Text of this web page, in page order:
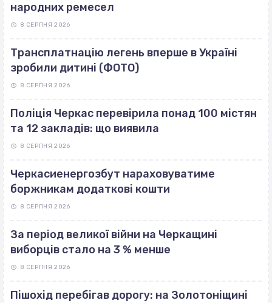
народних ремесел
8 СЕРПНЯ 2026
Трансплатнацію легень вперше в Україні
зробили дитині (ФОТО)
8 СЕРПНЯ 2026
Поліція Черкас перевірила понад 100 містян
та 12 закладів: що виявила
8 СЕРПНЯ 2026
Черкасиенергозбут нараховуватиме
боржникам додаткові кошти
8 СЕРПНЯ 2026
За період великої війни на Черкащині
виборців стало на 3 % менше
8 СЕРПНЯ 2026
Пішохід перебігав дорогу: на Золотоніщині